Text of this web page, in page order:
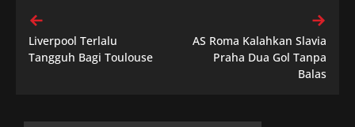
Liverpool Terlalu
Tangguh Bagi Toulouse
AS Roma Kalahkan Slavia
Praha Dua Gol Tanpa
Balas